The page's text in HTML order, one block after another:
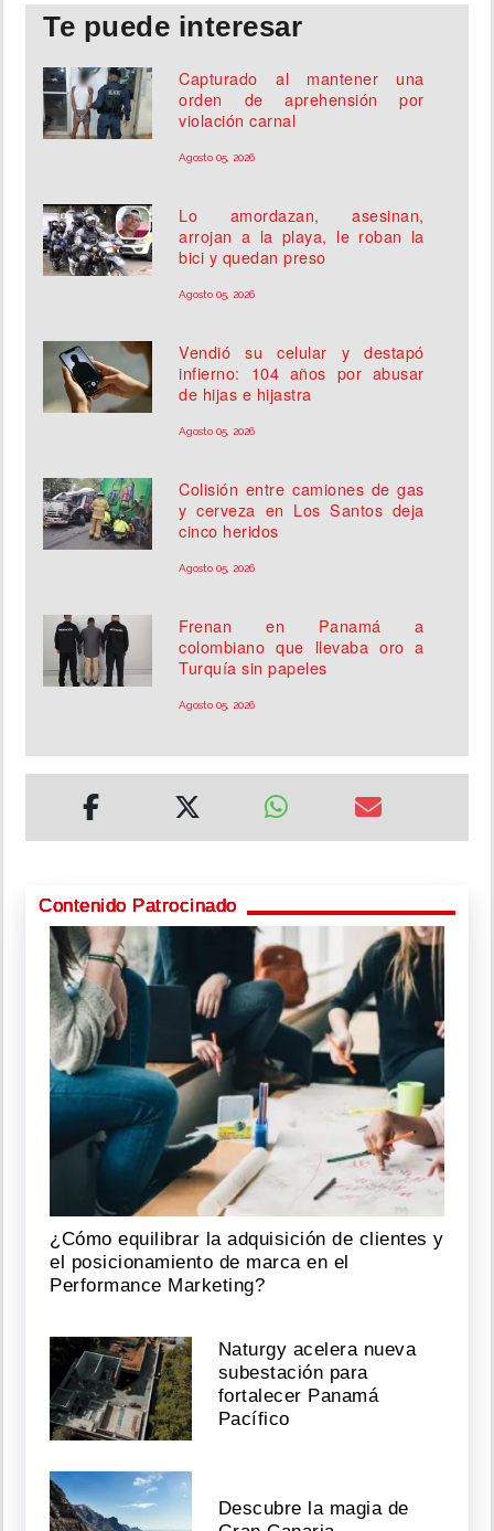
Te puede interesar
Capturado al mantener una
orden de aprehensión por
violación carnal
Agosto 05, 2026
Lo amordazan, asesinan,
arrojan a la playa, le roban la
bici y quedan preso
Agosto 05, 2026
Vendió su celular y destapó
infierno: 104 años por abusar
de hijas e hijastra
Agosto 05, 2026
Colisión entre camiones de gas
y cerveza en Los Santos deja
cinco heridos
Agosto 05, 2026
Frenan en Panamá a
colombiano que llevaba oro a
Turquía sin papeles
Agosto 05, 2026
Contenido Patrocinado
¿Cómo equilibrar la adquisición de clientes y
el posicionamiento de marca en el
Performance Marketing?
Naturgy acelera nueva
subestación para
fortalecer Panamá
Pacífico
Descubre la magia de